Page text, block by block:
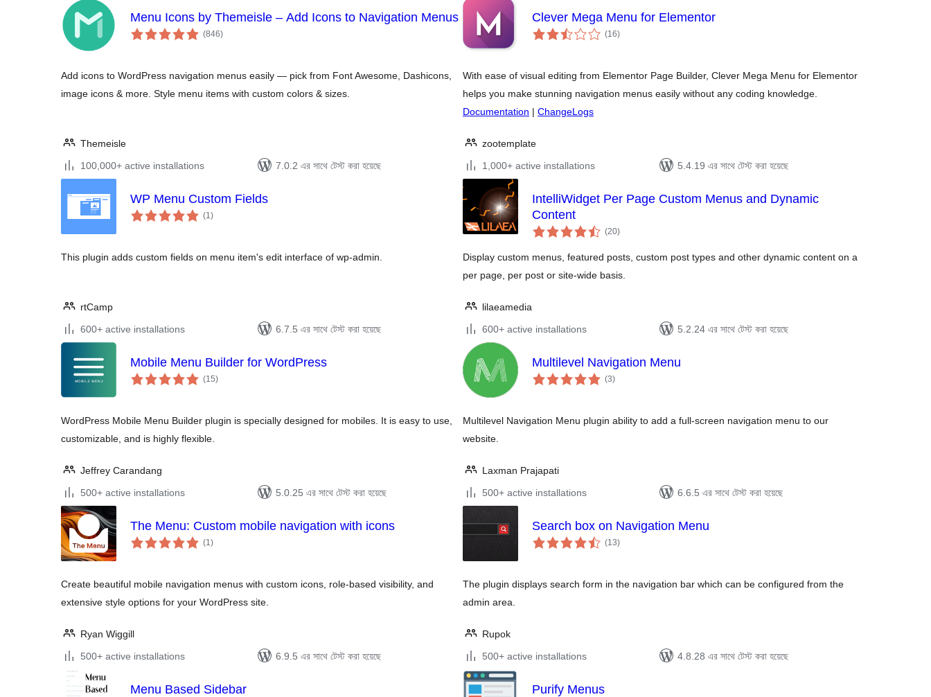
Menu Icons by Themeisle – Add Icons to Navigation Menus
(846total
ratings
)
Add icons to WordPress navigation menus easily — pick from Font Awesome, Dashicons,
image icons & more. Style menu items with custom colors & sizes.
Themeisle
100,000+ active installations
7.0.2 এর সাথে টেস্ট করা হয়েছে
Clever Mega Menu for Elementor
(16total
ratings
)
With ease of visual editing from Elementor Page Builder, Clever Mega Menu for Elementor
helps you make stunning navigation menus easily without any coding knowledge.
Documentation | ChangeLogs
zootemplate
1,000+ active installations
5.4.19 এর সাথে টেস্ট করা হয়েছে
WP Menu Custom Fields
(1total
ratings
)
This plugin adds custom fields on menu item's edit interface of wp-admin.
rtCamp
600+ active installations
6.7.5 এর সাথে টেস্ট করা হয়েছে
IntelliWidget Per Page Custom Menus and Dynamic
Content
(20total
ratings
)
Display custom menus, featured posts, custom post types and other dynamic content on a
per page, per post or site-wide basis.
lilaeamedia
600+ active installations
5.2.24 এর সাথে টেস্ট করা হয়েছে
Mobile Menu Builder for WordPress
(15total
ratings
)
WordPress Mobile Menu Builder plugin is specially designed for mobiles. It is easy to use,
customizable, and is highly flexible.
Jeffrey Carandang
500+ active installations
5.0.25 এর সাথে টেস্ট করা হয়েছে
Multilevel Navigation Menu
(3total
ratings
)
Multilevel Navigation Menu plugin ability to add a full-screen navigation menu to our
website.
Laxman Prajapati
500+ active installations
6.6.5 এর সাথে টেস্ট করা হয়েছে
The Menu: Custom mobile navigation with icons
(1total
ratings
)
Create beautiful mobile navigation menus with custom icons, role-based visibility, and
extensive style options for your WordPress site.
Ryan Wiggill
500+ active installations
6.9.5 এর সাথে টেস্ট করা হয়েছে
Search box on Navigation Menu
(13total
ratings
)
The plugin displays search form in the navigation bar which can be configured from the
admin area.
Rupok
500+ active installations
4.8.28 এর সাথে টেস্ট করা হয়েছে
Menu Based Sidebar Purify Menus